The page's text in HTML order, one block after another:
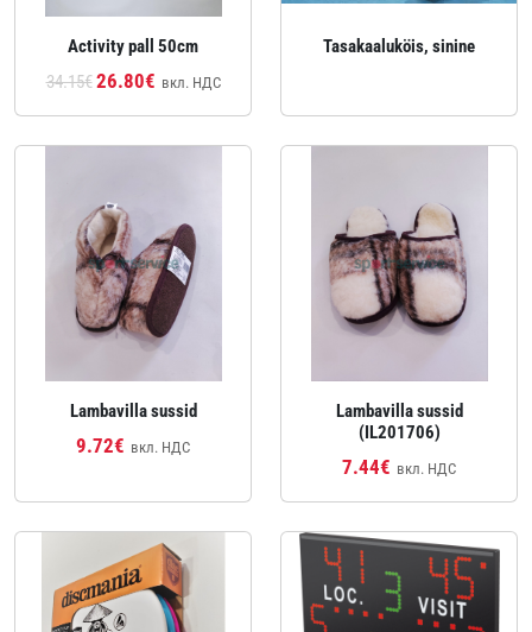
Activity pall 50cm
34.15€26.80€ вкл. НДС
Tasakaaluköis, sinine
Lambavilla sussid
9.72€ вкл. НДС
Lambavilla sussid
(IL201706)
7.44€ вкл. НДС